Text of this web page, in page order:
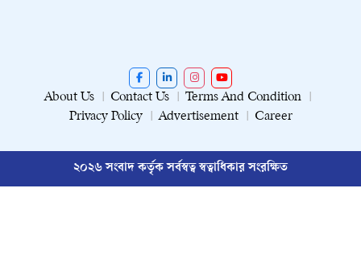
About Us Contact Us
Terms And Condition
Privacy Policy
Advertisement Career
২০২৬ সংবাদ কর্তৃক সর্বস্বত্ব স্বত্বাধিকার সংরক্ষিত